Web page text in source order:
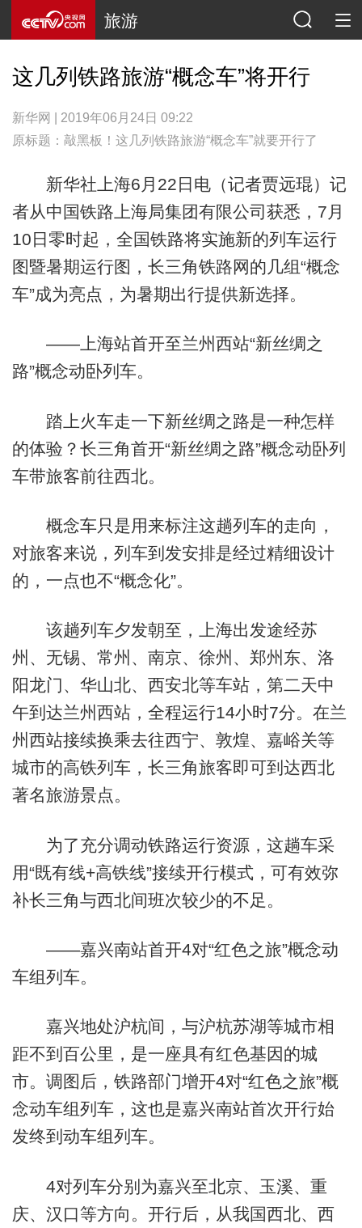
旅游
这几列铁路旅游“概念车”将开行
新华网 | 2019年06月24日 09:22
原标题：敲黑板！这几列铁路旅游“概念车”就要开行了
新华社上海6月22日电（记者贾远琨）记
者从中国铁路上海局集团有限公司获悉，7月
10日零时起，全国铁路将实施新的列车运行
图暨暑期运行图，长三角铁路网的几组“概念
车”成为亮点，为暑期出行提供新选择。
——上海站首开至兰州西站“新丝绸之
路”概念动卧列车。
踏上火车走一下新丝绸之路是一种怎样
的体验？长三角首开“新丝绸之路”概念动卧列
车带旅客前往西北。
概念车只是用来标注这趟列车的走向，
对旅客来说，列车到发安排是经过精细设计
的，一点也不“概念化”。
该趟列车夕发朝至，上海出发途经苏
州、无锡、常州、南京、徐州、郑州东、洛
阳龙门、华山北、西安北等车站，第二天中
午到达兰州西站，全程运行14小时7分。在兰
州西站接续换乘去往西宁、敦煌、嘉峪关等
城市的高铁列车，长三角旅客即可到达西北
著名旅游景点。
为了充分调动铁路运行资源，这趟车采
用“既有线+高铁线”接续开行模式，可有效弥
补长三角与西北间班次较少的不足。
——嘉兴南站首开4对“红色之旅”概念动
车组列车。
嘉兴地处沪杭间，与沪杭苏湖等城市相
距不到百公里，是一座具有红色基因的城
市。调图后，铁路部门增开4对“红色之旅”概
念动车组列车，这也是嘉兴南站首次开行始
发终到动车组列车。
4对列车分别为嘉兴至北京、玉溪、重
庆、汉口等方向。开行后，从我国西北、西